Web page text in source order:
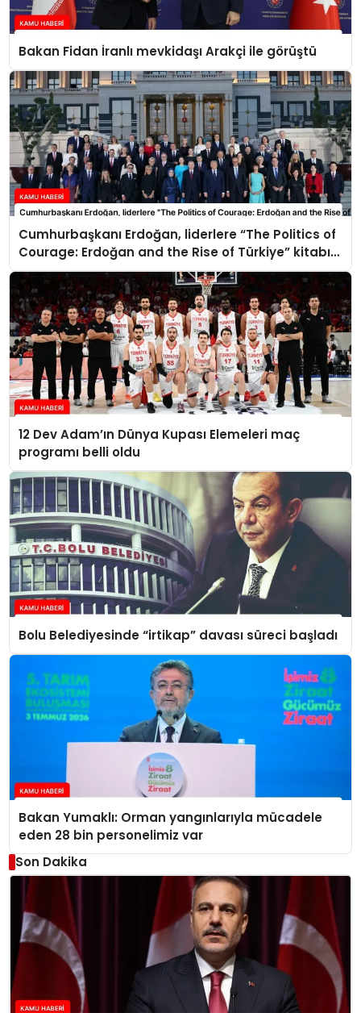
Bakan Fidan İranlı mevkidaşı Arakçi ile görüştü
Cumhurbaşkanı Erdoğan, liderlere “The Politics of
Courage: Erdoğan and the Rise of Türkiye” kitabını
takdim etti
12 Dev Adam’ın Dünya Kupası Elemeleri maç
programı belli oldu
Bolu Belediyesinde “irtikap” davası süreci başladı
Bakan Yumaklı: Orman yangınlarıyla mücadele
eden 28 bin personelimiz var
Son Dakika